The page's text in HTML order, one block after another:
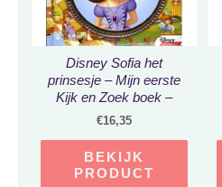
Disney Sofia het
prinsesje – Mijn eerste
Kijk en Zoek boek –
Zoekboek voor peuters –
junior
€16,35
BEKIJK
PRODUCT